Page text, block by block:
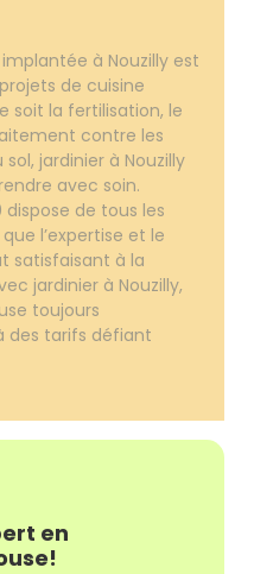
à Nouzilly est
de cuisine
soit la fertilisation, le
contre les
jardinier à Nouzilly
avec soin.
dispose de tous les
l’expertise et le
satisfaisant à la
jardinier à Nouzilly,
toujours
des tarifs défiant
en